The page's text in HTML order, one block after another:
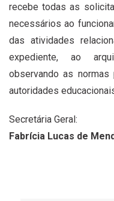
recebe todas as
necessários ao
das atividades
expediente, ao
observando as
autoridades
Secretária Geral:
Fabrícia Lucas de